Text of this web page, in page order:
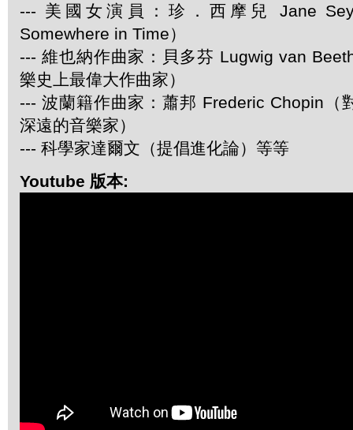
--- 美國女演員：珍．西摩兒 Jane
Somewhere in Time）
--- 維也納作曲家：貝多芬 Lugwig van
樂史上最偉大作曲家）
--- 波蘭籍作曲家：蕭邦 Frederic Chopin（
深遠的音樂家）
--- 科學家達爾文（提倡進化論）等等
Youtube 版本: